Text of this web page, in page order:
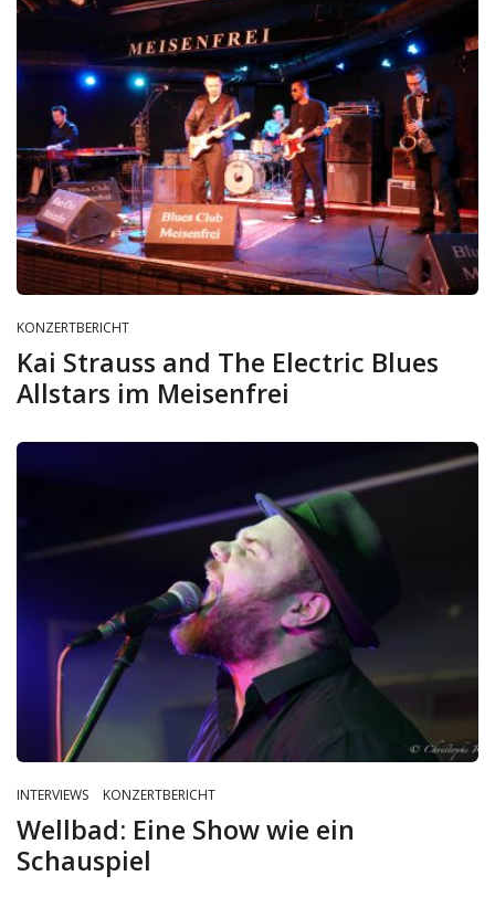
KONZERTBERICHT
Kai Strauss and The Electric Blues
Allstars im Meisenfrei
INTERVIEWS KONZERTBERICHT
Wellbad: Eine Show wie ein
Schauspiel